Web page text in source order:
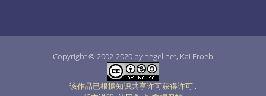
Copyright © 2002-2020 by hegel.net, Kai Froeb
该作品已根据知识共享许可获得许可 .